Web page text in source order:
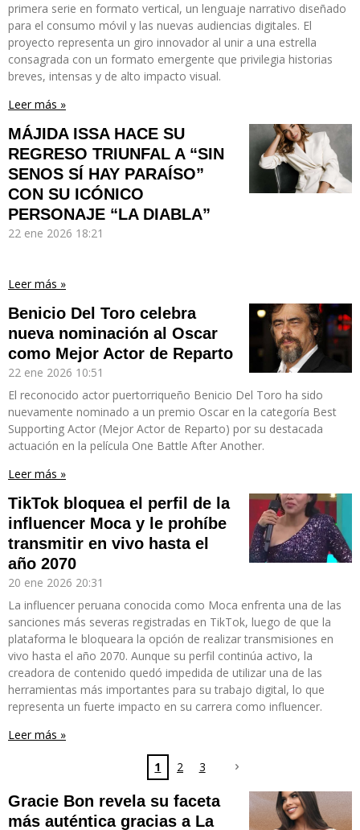
primera serie en formato vertical, un lenguaje narrativo diseñado
para el consumo móvil y las nuevas audiencias digitales. El
proyecto representa un giro innovador al unir a una estrella
consagrada con un formato emergente que privilegia historias
breves, intensas y de alto impacto visual.
Leer más »
MÁJIDA ISSA HACE SU
REGRESO TRIUNFAL A “SIN
SENOS SÍ HAY PARAÍSO”
CON SU ICÓNICO
PERSONAJE “LA DIABLA”
22 ene 2026 18:21
Leer más »
Benicio Del Toro celebra
nueva nominación al Oscar
como Mejor Actor de Reparto
22 ene 2026 10:51
El reconocido actor puertorriqueño Benicio Del Toro ha sido
nuevamente nominado a un premio Oscar en la categoría Best
Supporting Actor (Mejor Actor de Reparto) por su destacada
actuación en la película One Battle After Another.
Leer más »
TikTok bloquea el perfil de la
influencer Moca y le prohíbe
transmitir en vivo hasta el
año 2070
20 ene 2026 20:31
La influencer peruana conocida como Moca enfrenta una de las
sanciones más severas registradas en TikTok, luego de que la
plataforma le bloqueara la opción de realizar transmisiones en
vivo hasta el año 2070. Aunque su perfil continúa activo, la
creadora de contenido quedó impedida de utilizar una de las
herramientas más importantes para su trabajo digital, lo que
representa un fuerte impacto en su carrera como influencer.
Leer más »
1 2 3
Gracie Bon revela su faceta
más auténtica gracias a La